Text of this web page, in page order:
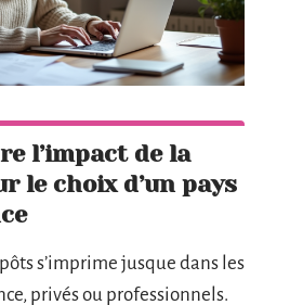
l’impact de la
le choix d’un pays
s’imprime jusque dans les
privés ou professionnels.